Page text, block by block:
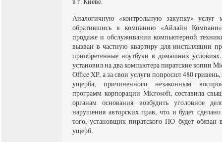
Аналогичную «контрольную закупку» услуг
обратившись в компанию «Айлайн
продаже и обслуживании компьютерной
вызван в частную квартиру для инсталляции
приобретенные ноутбуки в домашних
установил на два компьютера пиратские копии
Office XP, а за свои услуги попросил 480
ущерба, причиненного незаконным
программ корпорации Microsoft, составила
органам основания возбудить уголовное
нарушения авторских прав, что и будет
того, установщик пиратского ПО будет обязан
ущерб.